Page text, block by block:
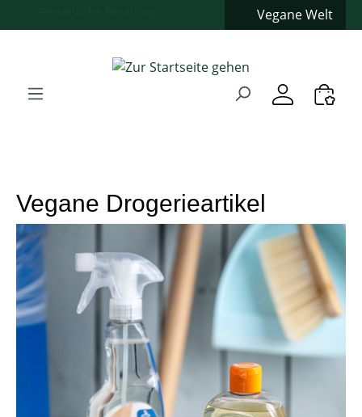
Zur Hauptnavigation springen
Vegane Welt
Vegane Drogerieartikel